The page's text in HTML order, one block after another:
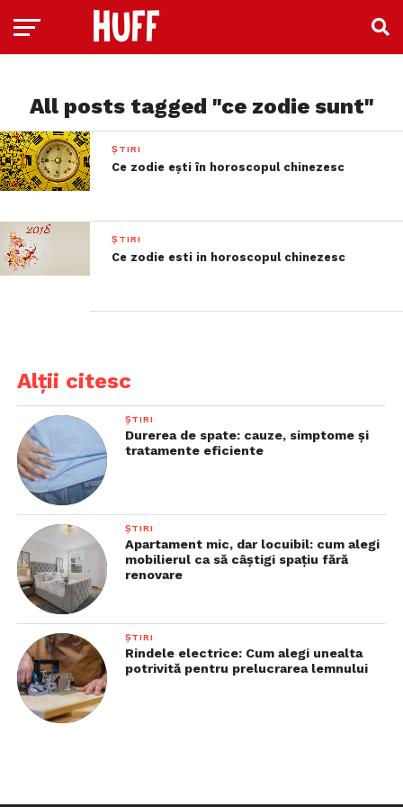
All posts tagged "ce zodie sunt"
ȘTIRI
Ce zodie ești în horoscopul chinezesc
ȘTIRI
Ce zodie esti in horoscopul chinezesc
Alții citesc
ȘTIRI
Durerea de spate: cauze, simptome și
tratamente eficiente
ȘTIRI
Apartament mic, dar locuibil: cum alegi
mobilierul ca să câștigi spațiu fără
renovare
ȘTIRI
Rindele electrice: Cum alegi unealta
potrivită pentru prelucrarea lemnului